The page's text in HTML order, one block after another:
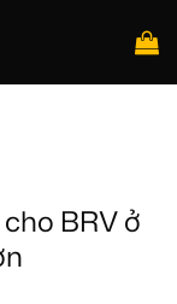
BRV ở